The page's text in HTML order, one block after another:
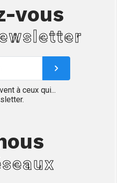
vous
à ceux qui...